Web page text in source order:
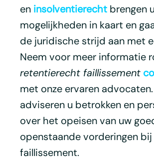
en insolventierecht brengen
mogelijkheden in kaart en
de juridische strijd aan met
Neem voor meer informatie
retentierecht faillissement
met onze ervaren
adviseren u betrokken en
over het opeisen van uw
openstaande vorderingen bij
faillissement.